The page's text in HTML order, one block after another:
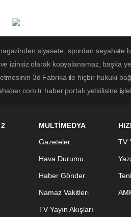
siyasete, spordan
izinsiz olarak kopyalanamaz, başka
3d Fabrika ile hiçbir hukuki
haber portalı yetkilisine
MULTİMEDYA
Gazeteler
Hava Durumu
Haber Gönder
Namaz Vakitleri
TV Yayın Akışları
TV